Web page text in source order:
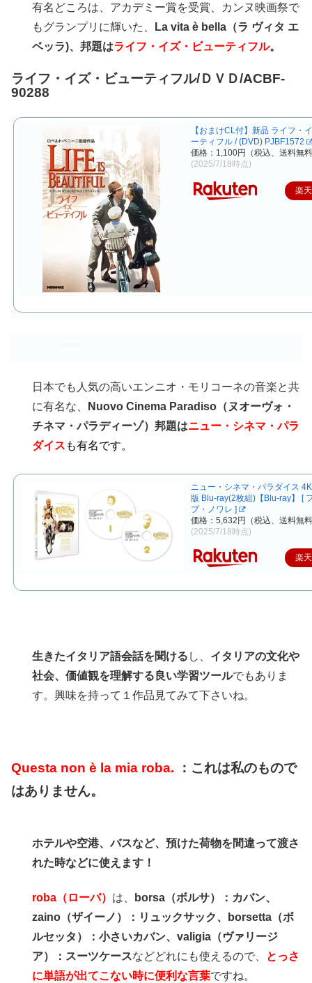
有名どころは、アカデミー賞を受賞、カンヌ映画祭で
もグランプリに輝いた、
La vita è bella（ラ ヴィタ エ
ベッラ)、邦題はライフ・イズ・ビューティフル。
ライフ・イズ・ビューティフル/ＤＶＤ/ACBF-
90288
【おまけCL付】新品 ライフ・
ーティフル / (DVD) PJBF1572
価格：1,100円（税込、送料無
(2025/7/18時点)
楽
日本でも人気の高いエンニオ・モリコーネの音楽と共
に有名な、
Nuovo Cinema Paradiso（ヌオーヴォ・
チネマ・パラディーゾ）邦題はニュー・シネマ・パラ
ダイス も有名です。
ニュー・シネマ・パラダイス
版 Blu-ray(2枚組)【Blu-ray】 [
プ・ノワレ ]
価格：5,632円（税込、送料無
(2025/7/18時点)
楽
生きたイタリア語会話を聞ける し、 イタリアの文化や
社会、価値観を理解する良い学習ツールでもありま
す。興味を持って１作品見てみて下さいね。
Questa non è la mia roba. ：これは私のもので
はありません。
ホテルや空港、バスなど、預けた荷物を間違って渡さ
れた時などに使えます！
roba（ローバ） は、
borsa（ボルサ）：カバン、
zaino（ザイーノ）：リュックサック、borsetta（ボ
ルセッタ）：小さいカバン、valigia（ヴァリージ
ア）：スーツケースなどどれにも使えるので、
とっさ
に単語が出てこない時に便利な言葉ですね。